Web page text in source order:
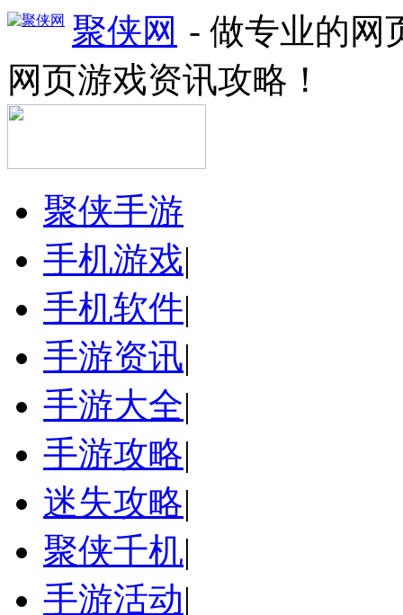
聚侠网 - 做专业的网
网页游戏资讯攻略！
聚侠手游
手机游戏|
手机软件|
手游资讯|
手游大全|
手游攻略|
迷失攻略|
聚侠千机|
手游活动|